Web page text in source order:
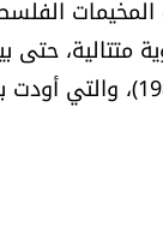
الحرب الأهلية اللبنانية
متتالية، حتى